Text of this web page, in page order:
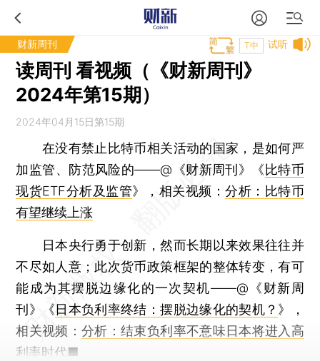
财新周刊 试听
T中
读周刊 看视频（《财新周刊》
2024年第15期）
2024年04月15日第15期
在没有禁止比特币相关活动的国家，是如何严
加监管、防范风险的——@《财新周刊》《 比特币
现货ETF分析及监管》，相关视频：分析：比特币
有望继续上涨
日本央行勇于创新，然而长期以来效果往往并
不尽如人意；此次货币政策框架的整体转变，有可
能成为其摆脱边缘化的一次契机——@《财新周
刊》《日本负利率终结：摆脱边缘化的契机？ 》，
相关视频：分析：结束负利率不意味日本将进入高
利率时代■